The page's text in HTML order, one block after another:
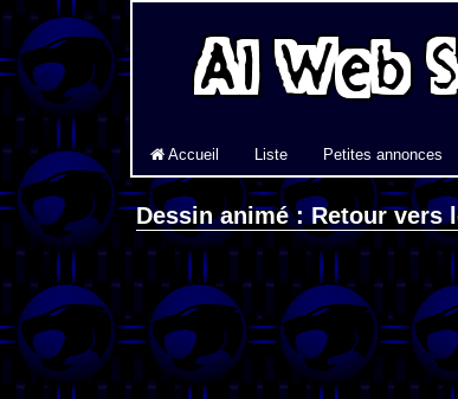
Accueil Liste Petites annonces
Dessin animé : Retour vers